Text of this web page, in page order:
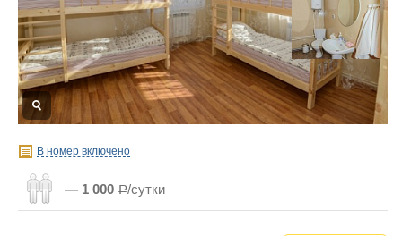
В номер включено
— 1 000 Р/сутки